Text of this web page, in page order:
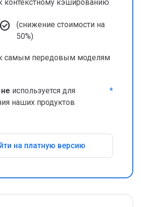
контекстному кэшированию
check_circle
(снижение стоимости на
50%)
самым передовым моделям
не используется для
наших продуктов
*
на платную версию